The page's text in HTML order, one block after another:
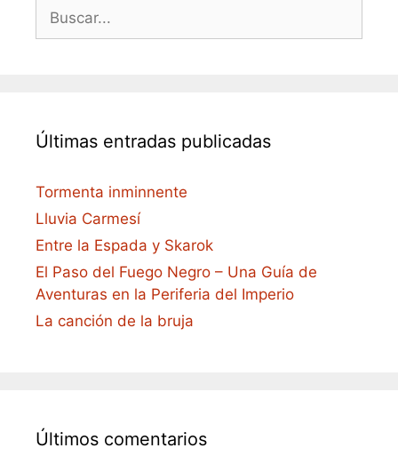
Últimas entradas publicadas
Tormenta inminnente
Lluvia Carmesí
Entre la Espada y Skarok
El Paso del Fuego Negro – Una Guía de
Aventuras en la Periferia del Imperio
La canción de la bruja
Últimos comentarios